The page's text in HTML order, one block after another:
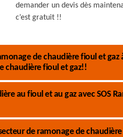
demander un devis dès
c’est gratuit !!
de chaudière fioul et gaz
chaudière fioul et gaz!!
au fioul et au gaz avec SOS
de ramonage de